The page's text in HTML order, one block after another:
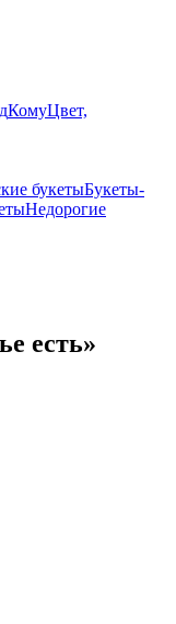
КомуЦвет,
букетыБукеты-
Недорогие
есть»